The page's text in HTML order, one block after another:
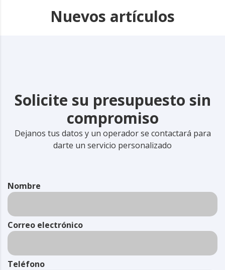
Nuevos artículos
Solicite su presupuesto sin
compromiso
Dejanos tus datos y un operador se contactará para
darte un servicio personalizado
Nombre
Correo electrónico
Teléfono